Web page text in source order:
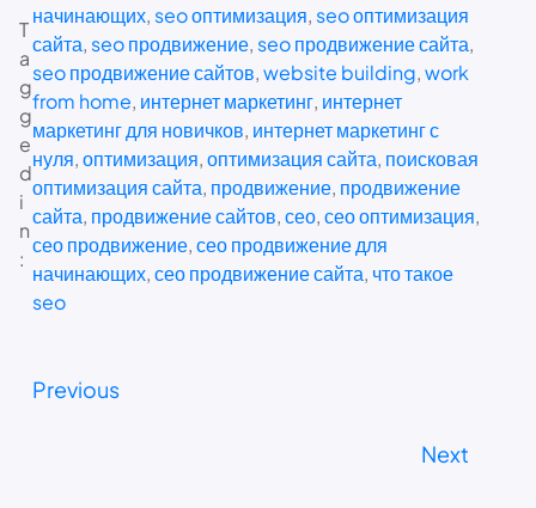
T
a
g
g
e
d
i
n
:
начинающих, seo оптимизация, seo оптимизация
сайта, seo продвижение, seo продвижение сайта
seo продвижение сайтов, website building, work
from home, интернет маркетинг, интернет
маркетинг для новичков, интернет маркетинг с
нуля, оптимизация, оптимизация сайта, поисковая
оптимизация сайта, продвижение, продвижение
сайта, продвижение сайтов, сео, сео оптимизация
сео продвижение, сео продвижение для
начинающих, сео продвижение сайта, что такое
seo
Previous
Next